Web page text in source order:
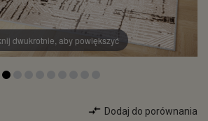
dwukrotnie, aby powiększyć
Dodaj do porównania